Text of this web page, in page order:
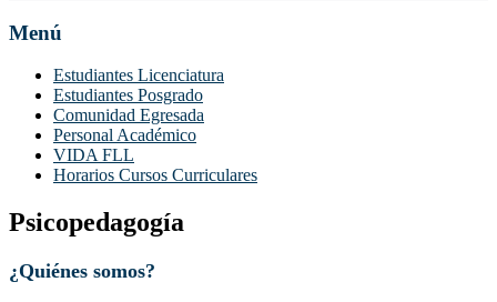
Menú
Estudiantes Licenciatura
Estudiantes Posgrado
Comunidad Egresada
Personal Académico
VIDA FLL
Horarios Cursos Curriculares
Psicopedagogía
¿Quiénes somos?